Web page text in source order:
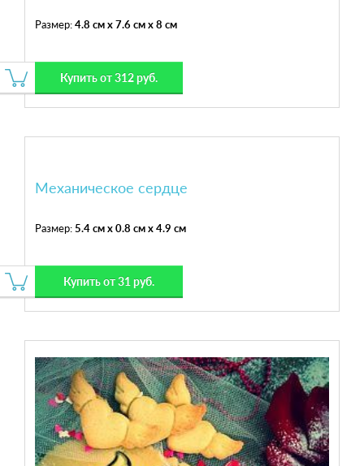
Размер:4.8 см x 7.6 см x 8 см
Купить от 312 руб.
Механическое сердце
Размер: 5.4 см x 0.8 см x 4.9 см
Купить от 31 руб.